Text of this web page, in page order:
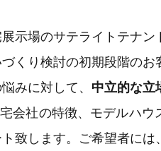
示場のサテライトテナン
くり検討の初期段階のお
みに対して、 中立的な立
会社の特徴、モデルハウ
致します。ご希望者には、